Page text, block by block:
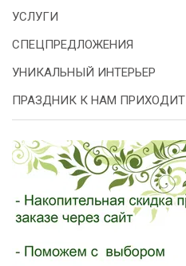
УСЛУГИ
СПЕЦПРЕДЛОЖЕНИЯ
УНИКАЛЬНЫЙ ИНТЕРЬЕР
ПРАЗДНИК К НАМ ПРИХОДИТ